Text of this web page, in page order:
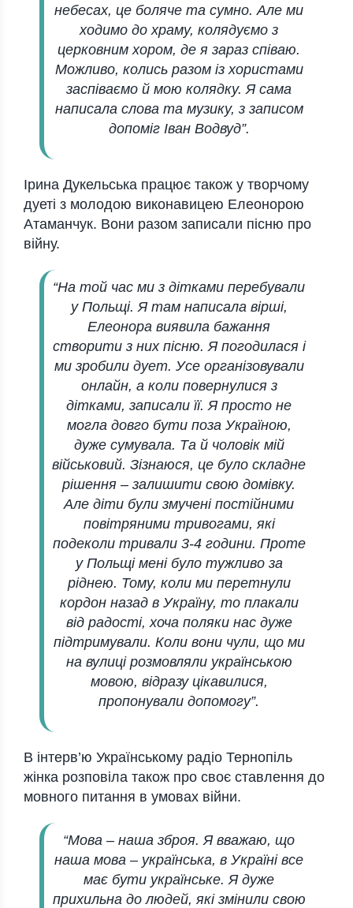
небесах, це боляче та сумно. Але ми
ходимо до храму, колядуємо з
церковним хором, де я зараз співаю.
Можливо, колись разом із хористами
заспіваємо й мою колядку. Я сама
написала слова та музику, з записом
допоміг Іван Водвуд”.
Ірина Дукельська працює також у творчому
дуеті з молодою виконавицею Елеонорою
Атаманчук. Вони разом записали пісню про
війну.
“На той час ми з дітками перебували
у Польщі. Я там написала вірші,
Елеонора виявила бажання
створити з них пісню. Я погодилася і
ми зробили дует. Усе організовували
онлайн, а коли повернулися з
дітками, записали її. Я просто не
могла довго бути поза Україною,
дуже сумувала. Та й чоловік мій
військовий. Зізнаюся, це було складне
рішення – залишити свою домівку.
Але діти були змучені постійними
повітряними тривогами, які
подеколи тривали 3-4 години. Проте
у Польщі мені було тужливо за
ріднею. Тому, коли ми перетнули
кордон назад в Україну, то плакали
від радості, хоча поляки нас дуже
підтримували. Коли вони чули, що ми
на вулиці розмовляли українською
мовою, відразу цікавилися,
пропонували допомогу”.
В інтерв’ю Українському радіо Тернопіль
жінка розповіла також про своє ставлення до
мовного питання в умовах війни.
“Мова – наша зброя. Я вважаю, що
наша мова – українська, в Україні все
має бути українське. Я дуже
прихильна до людей, які змінили свою